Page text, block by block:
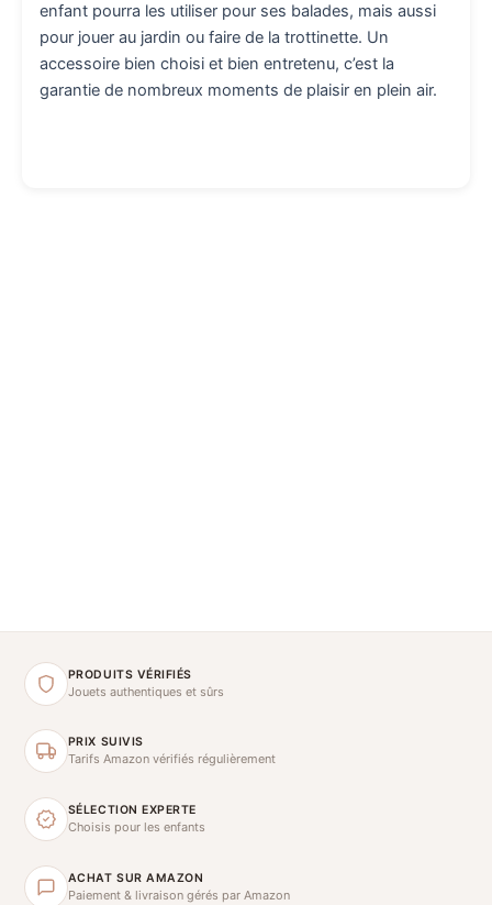
enfant pourra les utiliser pour ses balades, mais aussi
pour jouer au jardin ou faire de la trottinette. Un
accessoire bien choisi et bien entretenu, c’est la
garantie de nombreux moments de plaisir en plein air.
PRODUITS VÉRIFIÉS
Jouets authentiques et sûrs
PRIX SUIVIS
Tarifs Amazon vérifiés régulièrement
SÉLECTION EXPERTE
Choisis pour les enfants
ACHAT SUR AMAZON
Paiement & livraison gérés par Amazon